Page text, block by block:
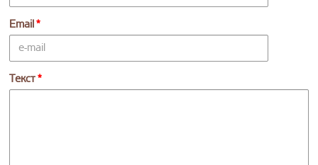
Email
Текст